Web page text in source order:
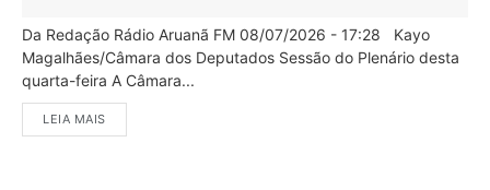
Da Redação Rádio Aruanã FM 08/07/2026 - 17:28 Kayo
Magalhães/Câmara dos Deputados Sessão do Plenário desta
quarta-feira A Câmara...
LEIA MAIS